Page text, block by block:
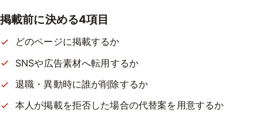
掲載前に決める4項目
どのページに掲載するか
SNSや広告素材へ転用するか
退職・異動時に誰が削除するか
本人が掲載を拒否した場合の代替案を用意するか